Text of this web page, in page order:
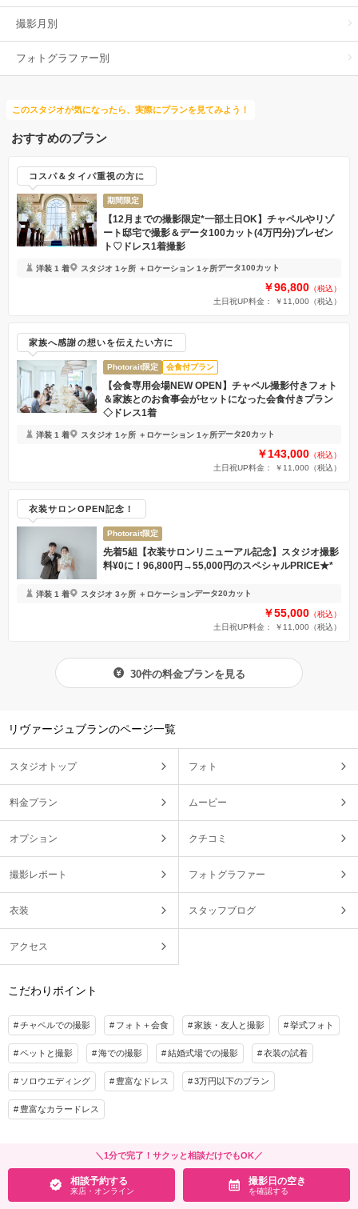
撮影月別
フォトグラファー別
このスタジオが気になったら、実際にプランを見てみよう！
おすすめのプラン
コスパ＆タイパ重視の方に
期間限定
【12月までの撮影限定*一部土日OK】チャペルやリゾ
ート邸宅で撮影＆データ100カット(4万円分)プレゼン
ト♡ドレス1着撮影
洋装 1 着 スタジオ 1ヶ所 ＋ロケーション 1ヶ所データ100カット
￥96,800 （税込）
土日祝UP料金： ￥11,000 （税込）
家族へ感謝の想いを伝えたい方に
Photorait限定 会食付プラン
【会食専用会場NEW OPEN】チャペル撮影付きフォト
＆家族とのお食事会がセットになった会食付きプラン
◇ドレス1着
洋装 1 着 スタジオ 1ヶ所 ＋ロケーション 1ヶ所データ20カット
￥143,000 （税込）
土日祝UP料金： ￥11,000 （税込）
衣装サロンOPEN記念！
Photorait限定
先着5組【衣装サロンリニューアル記念】スタジオ撮影
料¥0に！96,800円→55,000円のスペシャルPRICE★*
洋装 1 着 スタジオ 3ヶ所 ＋ロケーションデータ20カット
￥55,000 （税込）
土日祝UP料金： ￥11,000 （税込）
30件の料金プランを見る
リヴァージュブランのページ一覧
スタジオトップ フォト
料金プラン ムービー
オプション クチコミ
撮影レポート フォトグラファー
衣装 スタッフブログ
アクセス
こだわりポイント
チャペルでの撮影 フォト＋会食 家族・友人と撮影 挙式フォト
ペットと撮影 海での撮影 結婚式場での撮影 衣装の試着
ソロウエディング 豊富なドレス 3万円以下のプラン
豊富なカラードレス
＼1分で完了！サクッと相談だけでもOK／
相談予約する
来店・オンライン
撮影日の空き
を確認する